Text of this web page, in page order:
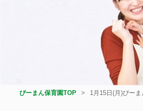
ぴーまん保育園TOP 1月15日(月)ぴー